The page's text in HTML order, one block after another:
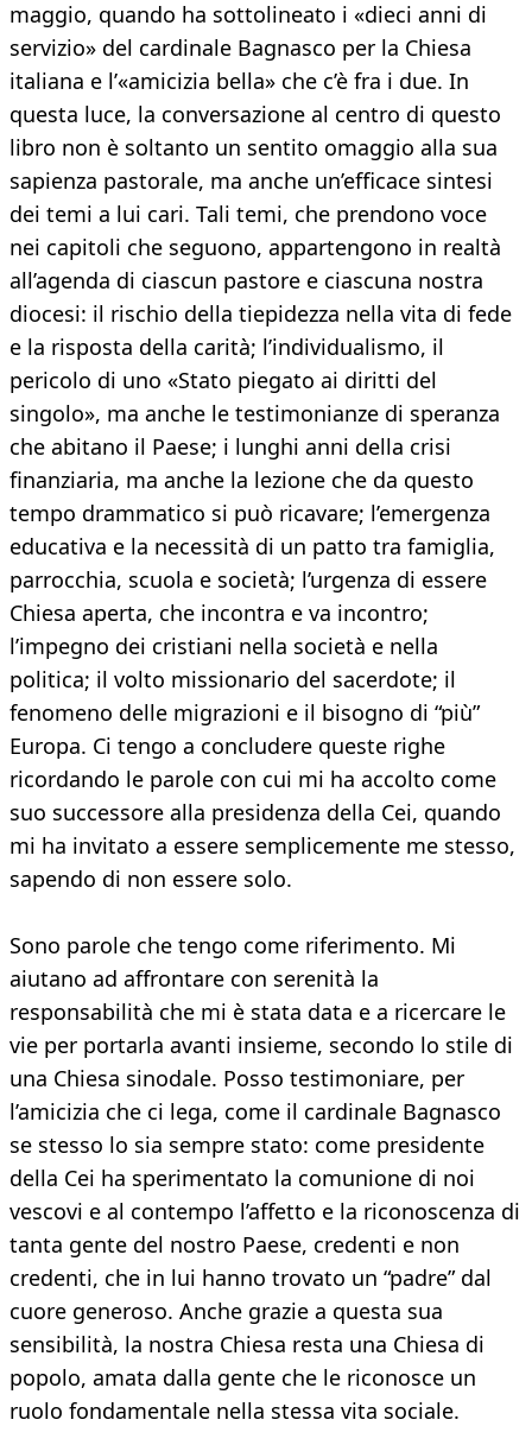
maggio, quando ha sottolineato i «dieci anni di
servizio» del cardinale Bagnasco per la Chiesa
italiana e l’«amicizia bella» che c’è fra i due. In
questa luce, la conversazione al centro di questo
libro non è soltanto un sentito omaggio alla sua
sapienza pastorale, ma anche un’efficace sintesi
dei temi a lui cari. Tali temi, che prendono voce
nei capitoli che seguono, appartengono in realtà
all’agenda di ciascun pastore e ciascuna nostra
diocesi: il rischio della tiepidezza nella vita di fede
e la risposta della carità; l’individualismo, il
pericolo di uno «Stato piegato ai diritti del
singolo», ma anche le testimonianze di speranza
che abitano il Paese; i lunghi anni della crisi
finanziaria, ma anche la lezione che da questo
tempo drammatico si può ricavare; l’emergenza
educativa e la necessità di un patto tra famiglia,
parrocchia, scuola e società; l’urgenza di essere
Chiesa aperta, che incontra e va incontro;
l’impegno dei cristiani nella società e nella
politica; il volto missionario del sacerdote; il
fenomeno delle migrazioni e il bisogno di “più”
Europa. Ci tengo a concludere queste righe
ricordando le parole con cui mi ha accolto come
suo successore alla presidenza della Cei, quando
mi ha invitato a essere semplicemente me stesso,
sapendo di non essere solo.
Sono parole che tengo come riferimento. Mi
aiutano ad affrontare con serenità la
responsabilità che mi è stata data e a ricercare le
vie per portarla avanti insieme, secondo lo stile di
una Chiesa sinodale. Posso testimoniare, per
l’amicizia che ci lega, come il cardinale Bagnasco
se stesso lo sia sempre stato: come presidente
della Cei ha sperimentato la comunione di noi
vescovi e al contempo l’affetto e la riconoscenza di
tanta gente del nostro Paese, credenti e non
credenti, che in lui hanno trovato un “padre” dal
cuore generoso. Anche grazie a questa sua
sensibilità, la nostra Chiesa resta una Chiesa di
popolo, amata dalla gente che le riconosce un
ruolo fondamentale nella stessa vita sociale.